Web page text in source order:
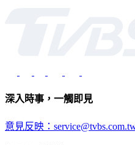
深入時事，一觸即見
意見反映：